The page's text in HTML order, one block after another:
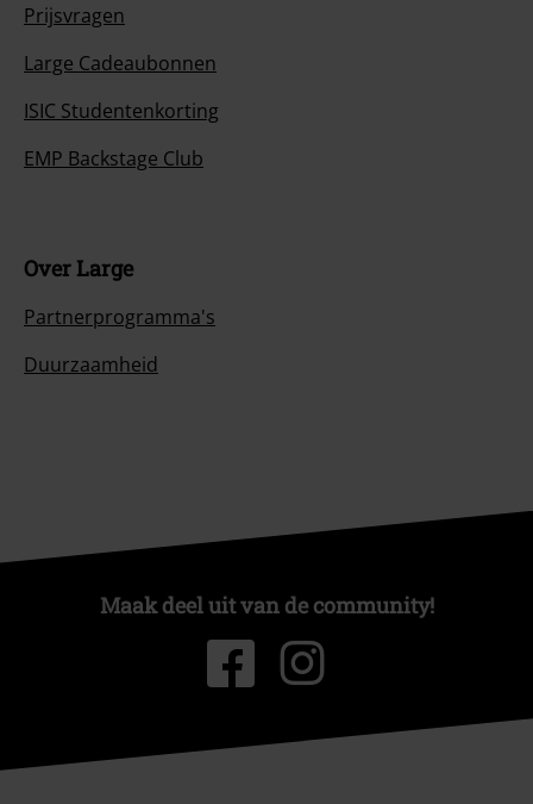
Prijsvragen
Large Cadeaubonnen
ISIC Studentenkorting
EMP Backstage Club
Over Large
Partnerprogramma's
Duurzaamheid
Maak deel uit van de community!